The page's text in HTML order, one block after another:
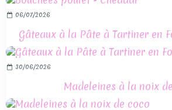
06/07/2026
Gâteaux à la Pâte à Tartiner en
30/06/2026
Madeleines à la noix